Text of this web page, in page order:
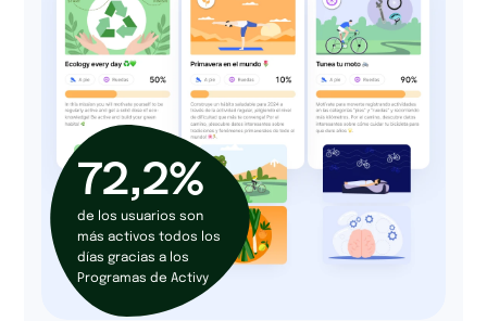
72,2%
de los usuarios son
más activos todos los
días gracias a los
Programas de Activy